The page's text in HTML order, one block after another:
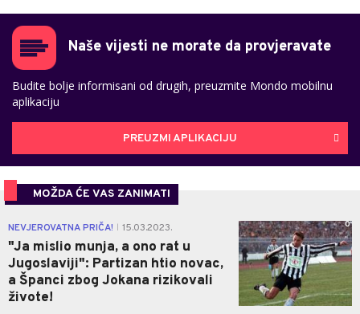
Naše vijesti ne morate da provjeravate
Budite bolje informisani od drugih, preuzmite Mondo mobilnu
aplikaciju
PREUZMI APLIKACIJU
MOŽDA ĆE VAS ZANIMATI
NEVJEROVATNA PRIČA! 15.03.2023.
"Ja mislio munja, a ono rat u
Jugoslaviji": Partizan htio novac,
a Španci zbog Jokana rizikovali
živote!
0